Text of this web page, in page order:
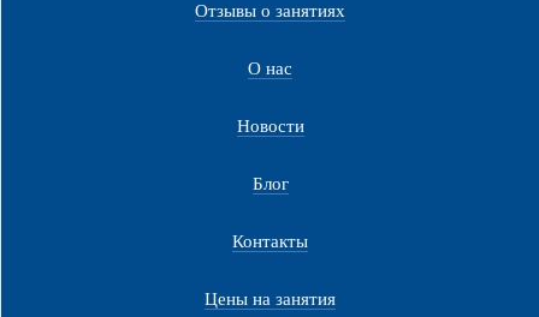
Отзывы о занятиях
О нас
Новости
Блог
Контакты
Цены на занятия